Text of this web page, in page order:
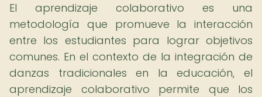
El aprendizaje colaborativo es una
metodología que promueve la interacción
entre los estudiantes para lograr objetivos
comunes. En el contexto de la integración de
danzas tradicionales en la educación, el
aprendizaje colaborativo permite que los